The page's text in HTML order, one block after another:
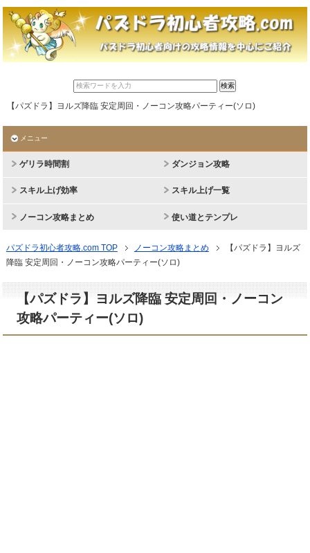
【パズドラ】ヨルズ降臨 安定周回・ノーコン攻略パーティー(ソロ)
メニュー
ゲリラ時間割 ダンジョン攻略
スキル上げ効率 スキル上げ一覧
ノーコン攻略まとめ 使い道とテンプレ
パズドラ初心者攻略.com TOP ノーコン攻略まとめ
【パズドラ】ヨルズ
降臨 安定周回・ノーコン攻略パーティー(ソロ)
【パズドラ】ヨルズ降臨 安定周回・ノーコン
攻略パーティー(ソロ)